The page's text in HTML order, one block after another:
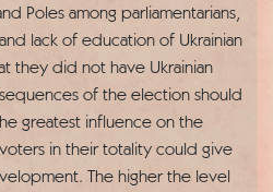
Poles among parliamentarians,
lack of education of Ukrainian
they did not have Ukrainian
of the election should
greatest influence on the
in their totality could give
The higher the level